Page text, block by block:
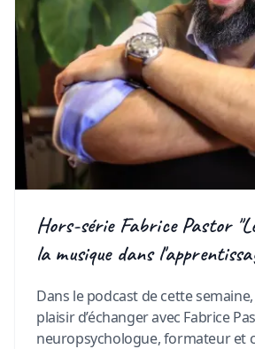
Hors-série Fabrice Pastor
la musique dans
Dans le podcast de cette semaine,
plaisir d’échanger avec Fabrice
neuropsychologue, formateur et